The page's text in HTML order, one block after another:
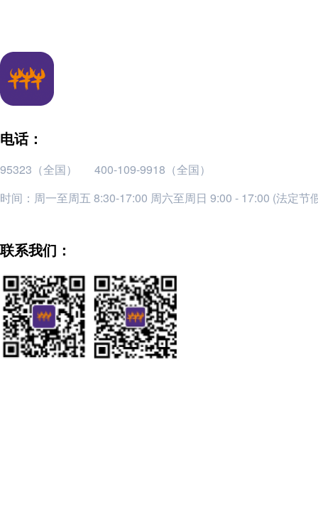
电话：
95323（全国）
400-109-9918（全国）
时间：周一至周五 8:30-17:00 周六至周日 9:00 - 17:00 (法定节
联系我们：